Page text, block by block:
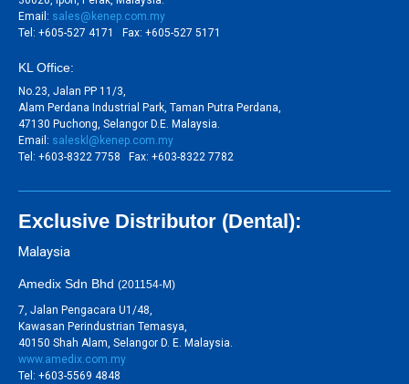
Email: sales@kenep.com.my
Tel: +605-527 4171 Fax: +605-527 5171
KL Office:
No.23, Jalan PP 11/3,
Alam Perdana Industrial Park, Taman Putra Perdana,
47130 Puchong, Selangor D.E. Malaysia.
Email: saleskl@kenep.com.my
Tel: +603-8322 7758 Fax: +603-8322 7782
Exclusive Distributor (Dental):
Malaysia
Amedix Sdn Bhd (201154-M)
7, Jalan Pengacara U1/48,
Kawasan Perindustrian Temasya,
40150 Shah Alam, Selangor D. E. Malaysia.
www.amedix.com.my
Tel: +603-5569 4848